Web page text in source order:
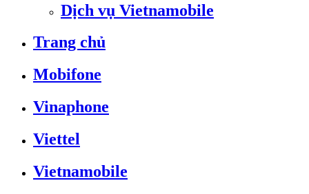
Dịch vụ Vietnamobile
Trang chủ
Mobifone
Vinaphone
Viettel
Vietnamobile